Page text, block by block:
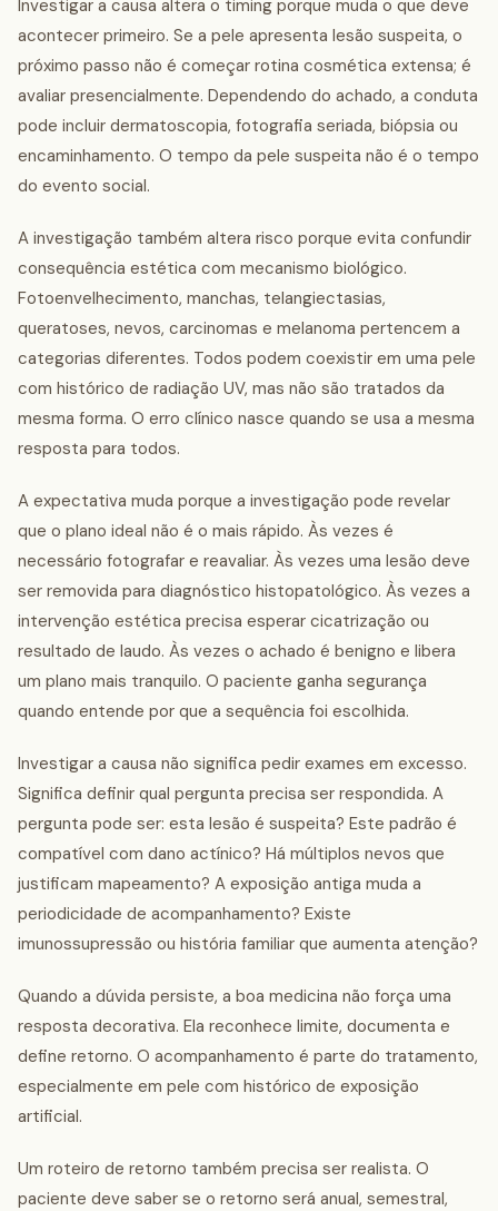
Investigar a causa altera o timing porque muda o que deve
acontecer primeiro. Se a pele apresenta lesão suspeita, o
próximo passo não é começar rotina cosmética extensa; é
avaliar presencialmente. Dependendo do achado, a conduta
pode incluir dermatoscopia, fotografia seriada, biópsia ou
encaminhamento. O tempo da pele suspeita não é o tempo
do evento social.
A investigação também altera risco porque evita confundir
consequência estética com mecanismo biológico.
Fotoenvelhecimento, manchas, telangiectasias,
queratoses, nevos, carcinomas e melanoma pertencem a
categorias diferentes. Todos podem coexistir em uma pele
com histórico de radiação UV, mas não são tratados da
mesma forma. O erro clínico nasce quando se usa a mesma
resposta para todos.
A expectativa muda porque a investigação pode revelar
que o plano ideal não é o mais rápido. Às vezes é
necessário fotografar e reavaliar. Às vezes uma lesão deve
ser removida para diagnóstico histopatológico. Às vezes a
intervenção estética precisa esperar cicatrização ou
resultado de laudo. Às vezes o achado é benigno e libera
um plano mais tranquilo. O paciente ganha segurança
quando entende por que a sequência foi escolhida.
Investigar a causa não significa pedir exames em excesso.
Significa definir qual pergunta precisa ser respondida. A
pergunta pode ser: esta lesão é suspeita? Este padrão é
compatível com dano actínico? Há múltiplos nevos que
justificam mapeamento? A exposição antiga muda a
periodicidade de acompanhamento? Existe
imunossupressão ou história familiar que aumenta atenção?
Quando a dúvida persiste, a boa medicina não força uma
resposta decorativa. Ela reconhece limite, documenta e
define retorno. O acompanhamento é parte do tratamento,
especialmente em pele com histórico de exposição
artificial.
Um roteiro de retorno também precisa ser realista. O
paciente deve saber se o retorno será anual, semestral,